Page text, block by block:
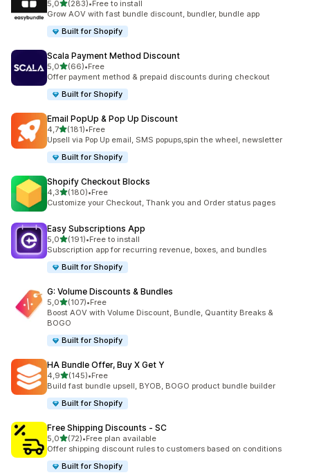
5,0/ 5 tähteä
(283)
283 arvostelua yhteensä
•Free to install
Grow AOV with fast bundle discount, bundler, bundle app
Built for Shopify
Scala Payment Method Discount
5,0/ 5 tähteä
(66)
66 arvostelua yhteensä
•Free
Offer payment method & prepaid discounts during checkout
Built for Shopify
Email PopUp & Pop Up Discount
4,7/ 5 tähteä
(181)
181 arvostelua yhteensä
•Free
Upsell via Pop Up email, SMS popups,spin the wheel, newsletter
Built for Shopify
Shopify Checkout Blocks
4,3/ 5 tähteä
(180)
180 arvostelua yhteensä
•Free
Customize your Checkout, Thank you and Order status pages
Easy Subscriptions App
5,0/ 5 tähteä
(191)
191 arvostelua yhteensä
•Free to install
Subscription app for recurring revenue, boxes, and bundles
Built for Shopify
G: Volume Discounts & Bundles
5,0/ 5 tähteä
(107)
107 arvostelua yhteensä
•Free
Boost AOV with Volume Discount, Bundle, Quantity Breaks &
BOGO
Built for Shopify
HA Bundle Offer, Buy X Get Y
4,9/ 5 tähteä
(145)
145 arvostelua yhteensä
•Free
Build fast bundle upsell, BYOB, BOGO product bundle builder
Built for Shopify
Free Shipping Discounts ‑ SC
5,0/ 5 tähteä
(72)
72 arvostelua yhteensä
•Free plan available
Offer shipping discount rules to customers based on conditions
Built for Shopify